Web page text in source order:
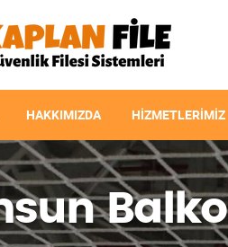
HAKKIMIZDA HIZMETLERIMIZ